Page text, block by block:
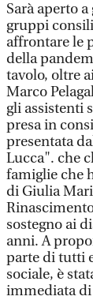
Sarà aperto
gruppi
affrontare le
della
tavolo, oltre
Marco
gli assistenti
presa in
presentata
Lucca". che
famiglie che
di Giulia
sostegno ai
anni. A
parte di tutti
sociale, è
immediata